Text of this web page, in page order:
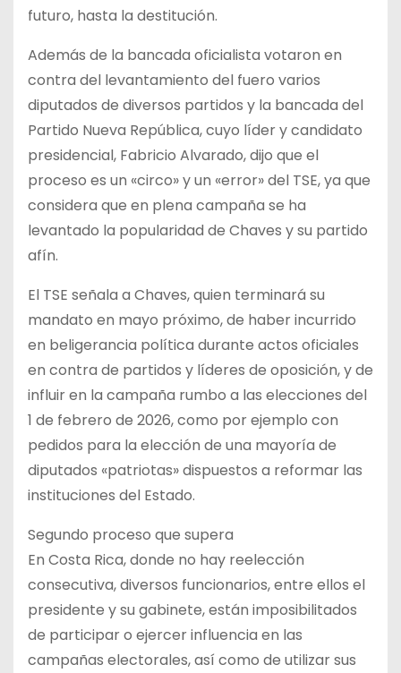
futuro, hasta la destitución.
Además de la bancada oficialista votaron en
contra del levantamiento del fuero varios
diputados de diversos partidos y la bancada del
Partido Nueva República, cuyo líder y candidato
presidencial, Fabricio Alvarado, dijo que el
proceso es un «circo» y un «error» del TSE, ya que
considera que en plena campaña se ha
levantado la popularidad de Chaves y su partido
afín.
El TSE señala a Chaves, quien terminará su
mandato en mayo próximo, de haber incurrido
en beligerancia política durante actos oficiales
en contra de partidos y líderes de oposición, y de
influir en la campaña rumbo a las elecciones del
1 de febrero de 2026, como por ejemplo con
pedidos para la elección de una mayoría de
diputados «patriotas» dispuestos a reformar las
instituciones del Estado.
Segundo proceso que supera
En Costa Rica, donde no hay reelección
consecutiva, diversos funcionarios, entre ellos el
presidente y su gabinete, están imposibilitados
de participar o ejercer influencia en las
campañas electorales, así como de utilizar sus